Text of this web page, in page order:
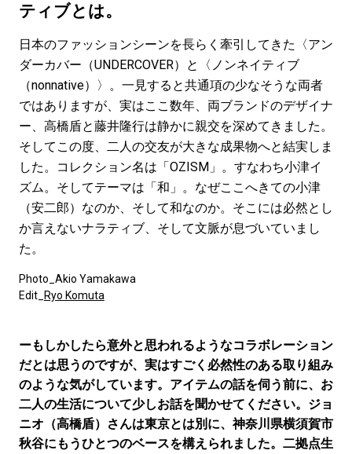
ティブとは。
日本のファッションシーンを長らく牽引してきた〈アン
ダーカバー（UNDERCOVER）と〈ノンネイティブ
（nonnative）〉。一見すると共通項の少なそうな両者
ではありますが、実はここ数年、両ブランドのデザイナ
ー、高橋盾と藤井隆行は静かに親交を深めてきました。
そしてこの度、二人の交友が大きな成果物へと結実しま
した。コレクション名は「OZISM」。すなわち小津イ
ズム。そしてテーマは「和」。なぜここへきての小津
（安二郎）なのか、そして和なのか。そこには必然とし
か言えないナラティブ、そして文脈が息づいていまし
た。
Photo_Akio Yamakawa
Edit_ Ryo Komuta
ーもしかしたら意外と思われるようなコラボレーション
だとは思うのですが、実はすごく必然性のある取り組み
のような気がしています。アイテムの話を伺う前に、お
二人の生活について少しお話を聞かせてください。ジョ
ニオ（高橋盾）さんは東京とは別に、神奈川県横須賀市
秋谷にもうひとつのベースを構えられました。二拠点生